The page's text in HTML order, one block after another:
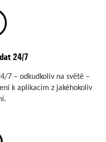
24/7
7 – odkudkoliv na světě –
k aplikacím z jakéhokoliv